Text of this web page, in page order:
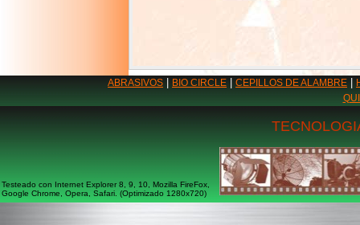
ABRASIVOS BIO CIRCLE CEPILLOS DE ALAMBRE
Testeado con Internet Explorer 8, 9, 10, Mozilla FireFox,
Google Chrome, Opera, Safari. (Optimizado 1280x720)